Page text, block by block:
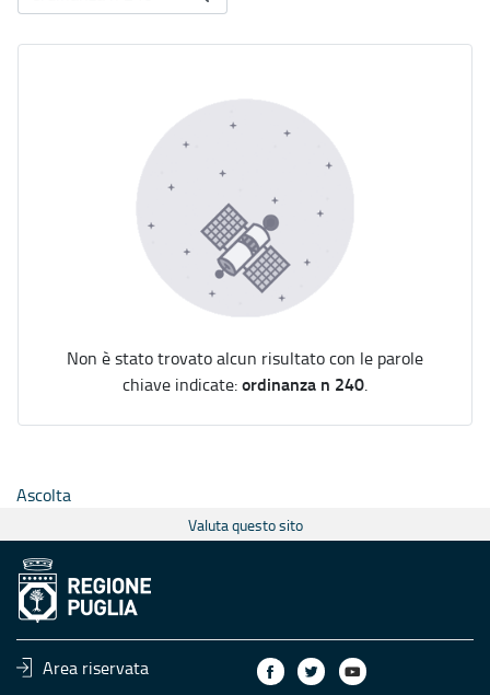
Non è stato trovato alcun risultato con le parole
chiave indicate:ordinanza n 240.
Ascolta
Valuta questo sito
Area riservata